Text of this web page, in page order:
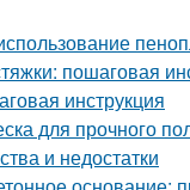
пошаговая
инструкция
для прочного
и недостатки